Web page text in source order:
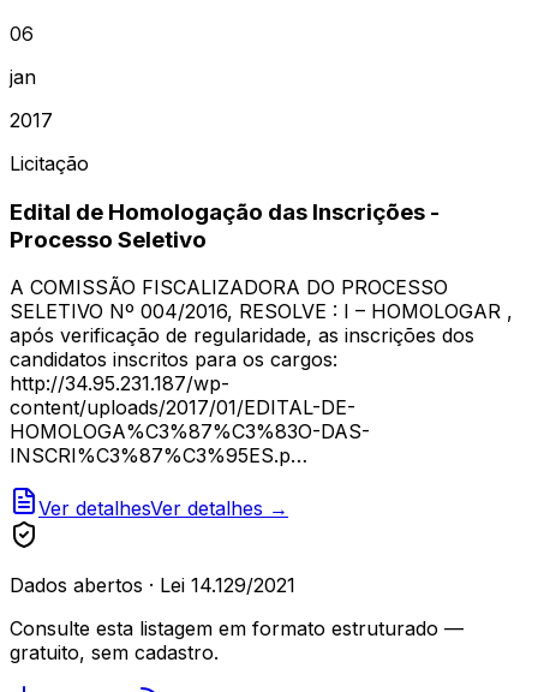
06
jan
2017
Licitação
Edital de Homologação das Inscrições -
Processo Seletivo
A COMISSÃO FISCALIZADORA DO PROCESSO
SELETIVO Nº 004/2016, RESOLVE : I – HOMOLOGAR ,
após verificação de regularidade, as inscrições dos
candidatos inscritos para os cargos:
http://34.95.231.187/wp-
content/uploads/2017/01/EDITAL-DE-
HOMOLOGA%C3%87%C3%83O-DAS-
INSCRI%C3%87%C3%95ES.p…
Ver detalhesVer detalhes →
Dados abertos · Lei 14.129/2021
Consulte esta listagem em formato estruturado —
gratuito, sem cadastro.